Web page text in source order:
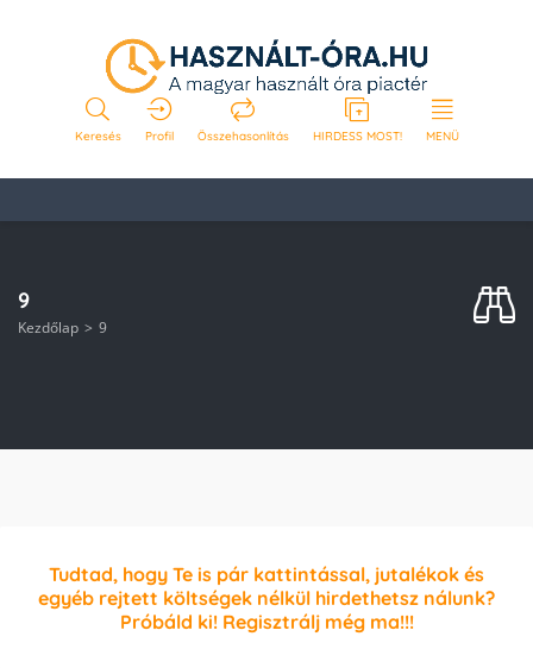
Keresés Profil Összehasonlítás HIRDESS MOST! MENÜ
9
Kezdőlap 9
Tudtad, hogy Te is pár kattintással, jutalékok és
egyéb rejtett költségek nélkül hirdethetsz nálunk?
Próbáld ki! Regisztrálj még ma!!!